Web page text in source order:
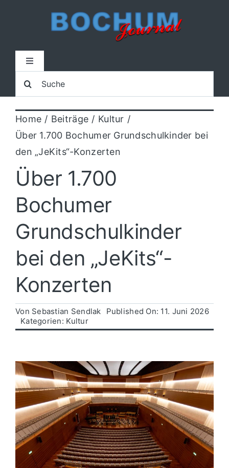
Toggle
Home
Lokal
Blaulicht
Sport
Kultur
Politik
Wirtschaft
Suche
nach:
Home Beiträge
Kultur
Über 1.700 Bochumer Grundschulkinder bei
den „JeKits“-Konzerten
Über 1.700
Bochumer
Grundschulkinder
bei den „JeKits“-
Konzerten
Von Sebastian Sendlak
Published On: 11. Juni 2026
Kategorien: Kultur